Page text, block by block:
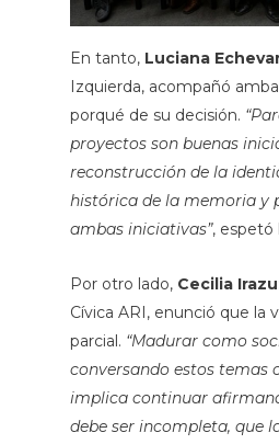
En tanto, Luciana
Izquierda, acompañó
porqué de su decisión.
proyectos son buenas
reconstrucción de la
histórica de la memoria y
ambas iniciativas”, espetó
Por otro lado, Cecilia
Cívica ARI, enunció que la
parcial. “Madurar como
conversando estos temas
implica continuar
debe ser incompleta, que